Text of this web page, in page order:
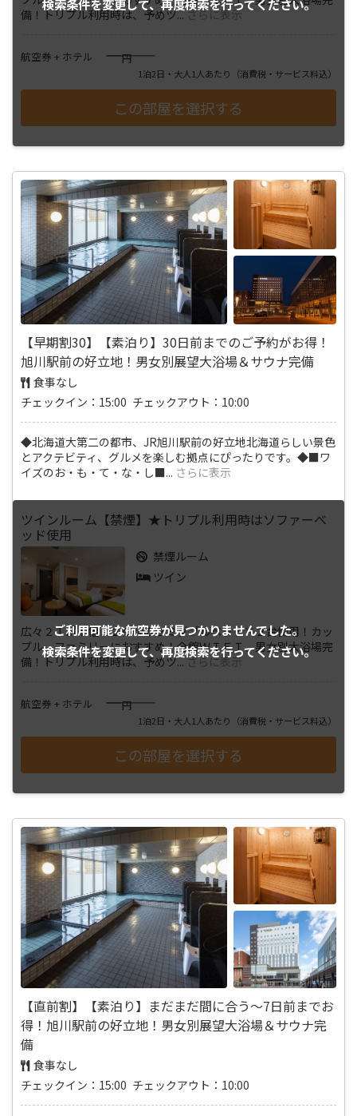
検索条件を変更して、再度検索を行ってください。
備！トリプル利用時は、予めツ...さらに表示
航空券 + ホテル ――――円
1泊2日・大人1人あたり （消費税・サービス料込）
【早期割30】【素泊り】30日前までのご予約がお得！
旭川駅前の好立地！男女別展望大浴場＆サウナ完備
食事なし
チェックイン：15:00 チェックアウト：10:00
◆北海道大第二の都市、JR旭川駅前の好立地北海道らしい景色
とアクテビティ、グルメを楽しむ拠点にぴったりです。◆■ワ
イズのお・も・て・な・し■... さらに表示
ご利用可能な航空券が見つかりませんでした。
検索条件を変更して、再度検索を行ってください。
ツインルーム【禁煙】★トリプル利用時はソファーベ
ッド使用
禁煙ルーム
ツイン
広々２１㎡！幅１２０㎝のセミダブルベッド×２台使用！カッ
プル、ファミリーにおすすめ！全館ＷＩＦＩ、男女別大浴場完
備！トリプル利用時は、予めツ...さらに表示
航空券 + ホテル ――――円
1泊2日・大人1人あたり （消費税・サービス料込）
【直前割】【素泊り】まだまだ間に合う～7日前までお
得！旭川駅前の好立地！男女別展望大浴場＆サウナ完
備
食事なし
チェックイン：15:00 チェックアウト：10:00